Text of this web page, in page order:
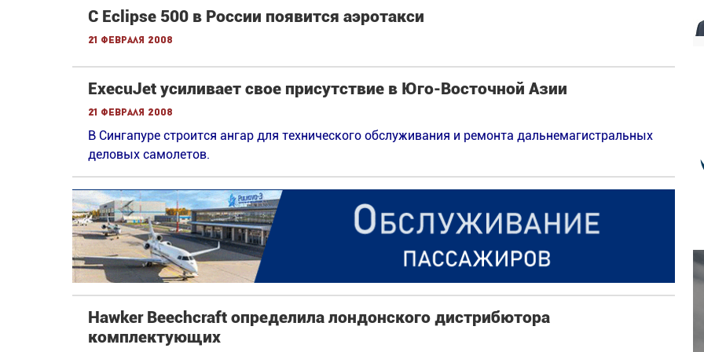
С Eclipse 500 в России появится аэротакси
21 февраля 2008
ExecuJet усиливает свое присутствие в Юго-Восточной Азии
21 февраля 2008
В Сингапуре строится ангар для технического обслуживания и ремонта дальнемагистральных
деловых самолетов.
Hawker Beechcraft определила лондонского дистрибютора
комплектующих